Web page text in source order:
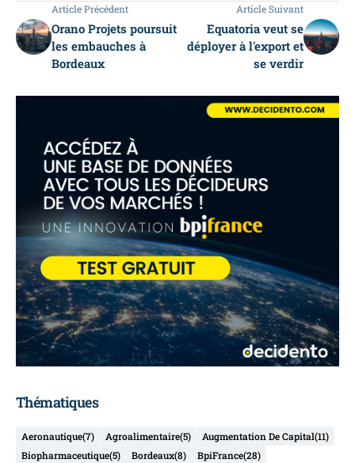
Article Précédent
Orano Projets poursuit
les embauches à
Bordeaux
Article Suivant
Equatoria veut se
déployer à l'export et
se verdir
Thématiques
Aeronautique(7) Agroalimentaire(5) Augmentation De Capital(11)
Biopharmaceutique(5) Bordeaux(8) BpiFrance(28)